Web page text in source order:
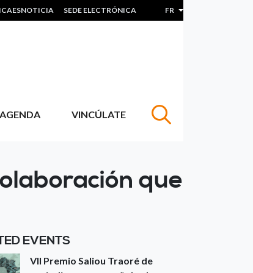
SEDE ELECTRÓNICA FR Lister les actions
AGENDA VINCÚLATE
que
EVENTS
VII Premio Saliou Traoré de